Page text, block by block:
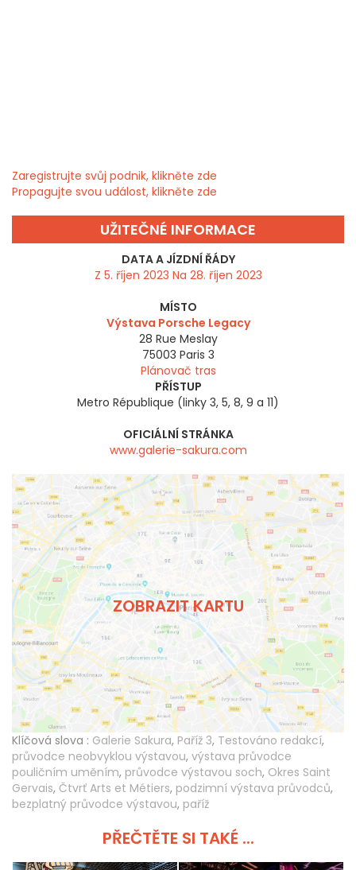
Zaregistrujte svůj podnik, klikněte zde
Propagujte svou událost, klikněte zde
UŽITEČNÉ INFORMACE
DATA A JÍZDNÍ ŘÁDY
Z 5. říjen 2023 Na 28. říjen 2023
MÍSTO
Výstava Porsche Legacy
28 Rue Meslay
75003 Paris 3
Plánovač tras
PŘÍSTUP
Metro République (linky 3, 5, 8, 9 a 11)
OFICIÁLNÍ STRÁNKA
www.galerie-sakura.com
ZOBRAZIT KARTU
Klíčová slova : Galerie Sakura, Paříž 3, Testováno redakcí,
průvodce neobvyklou výstavou, výstava průvodce
pouličním uměním, průvodce výstavou soch, Okres Saint
Gervais, Čtvrť Arts et Métiers, podzimní výstava průvodců,
bezplatný průvodce výstavou, paříž
PŘEČTĚTE SI TAKÉ ...